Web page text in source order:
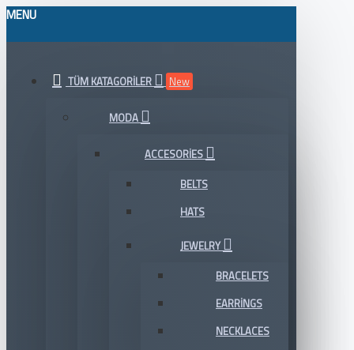
MENU
TÜM KATAGORILER New
MODA
ACCESORIES
BELTS
HATS
JEWELRY
BRACELETS
EARRINGS
NECKLACES